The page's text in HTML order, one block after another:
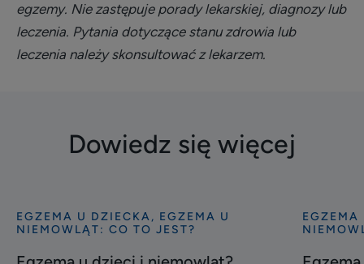
egzemy. Nie zastępuje porady lekarskiej, diagnozy lub
leczenia. Pytania dotyczące stanu zdrowia lub
leczenia należy skonsultować z lekarzem.
Dowiedz się więcej
Odkryj
u
EGZEMA U DZIECKA, EGZEMA U
NIEMOWLĄT: CO TO JEST?
Odkryj
u